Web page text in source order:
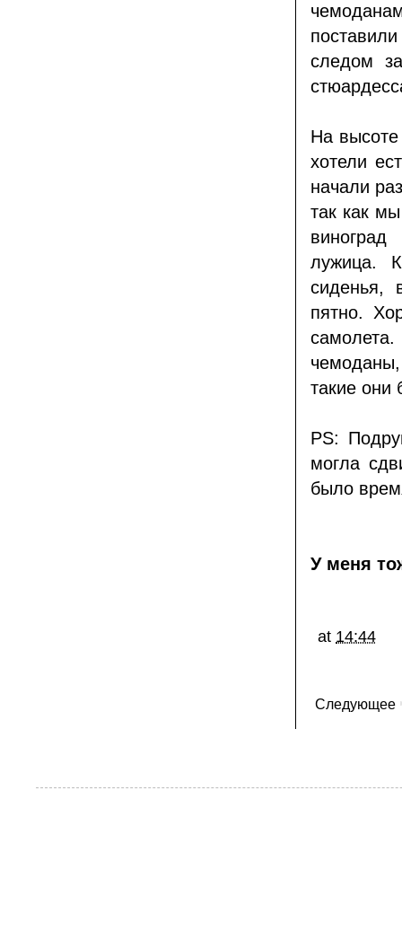
следом
На
хотели
начали
так как
лужица.
сиденья,
пятно.
такие они
PS:
могла
было
У меня
at 14:44
Следующее